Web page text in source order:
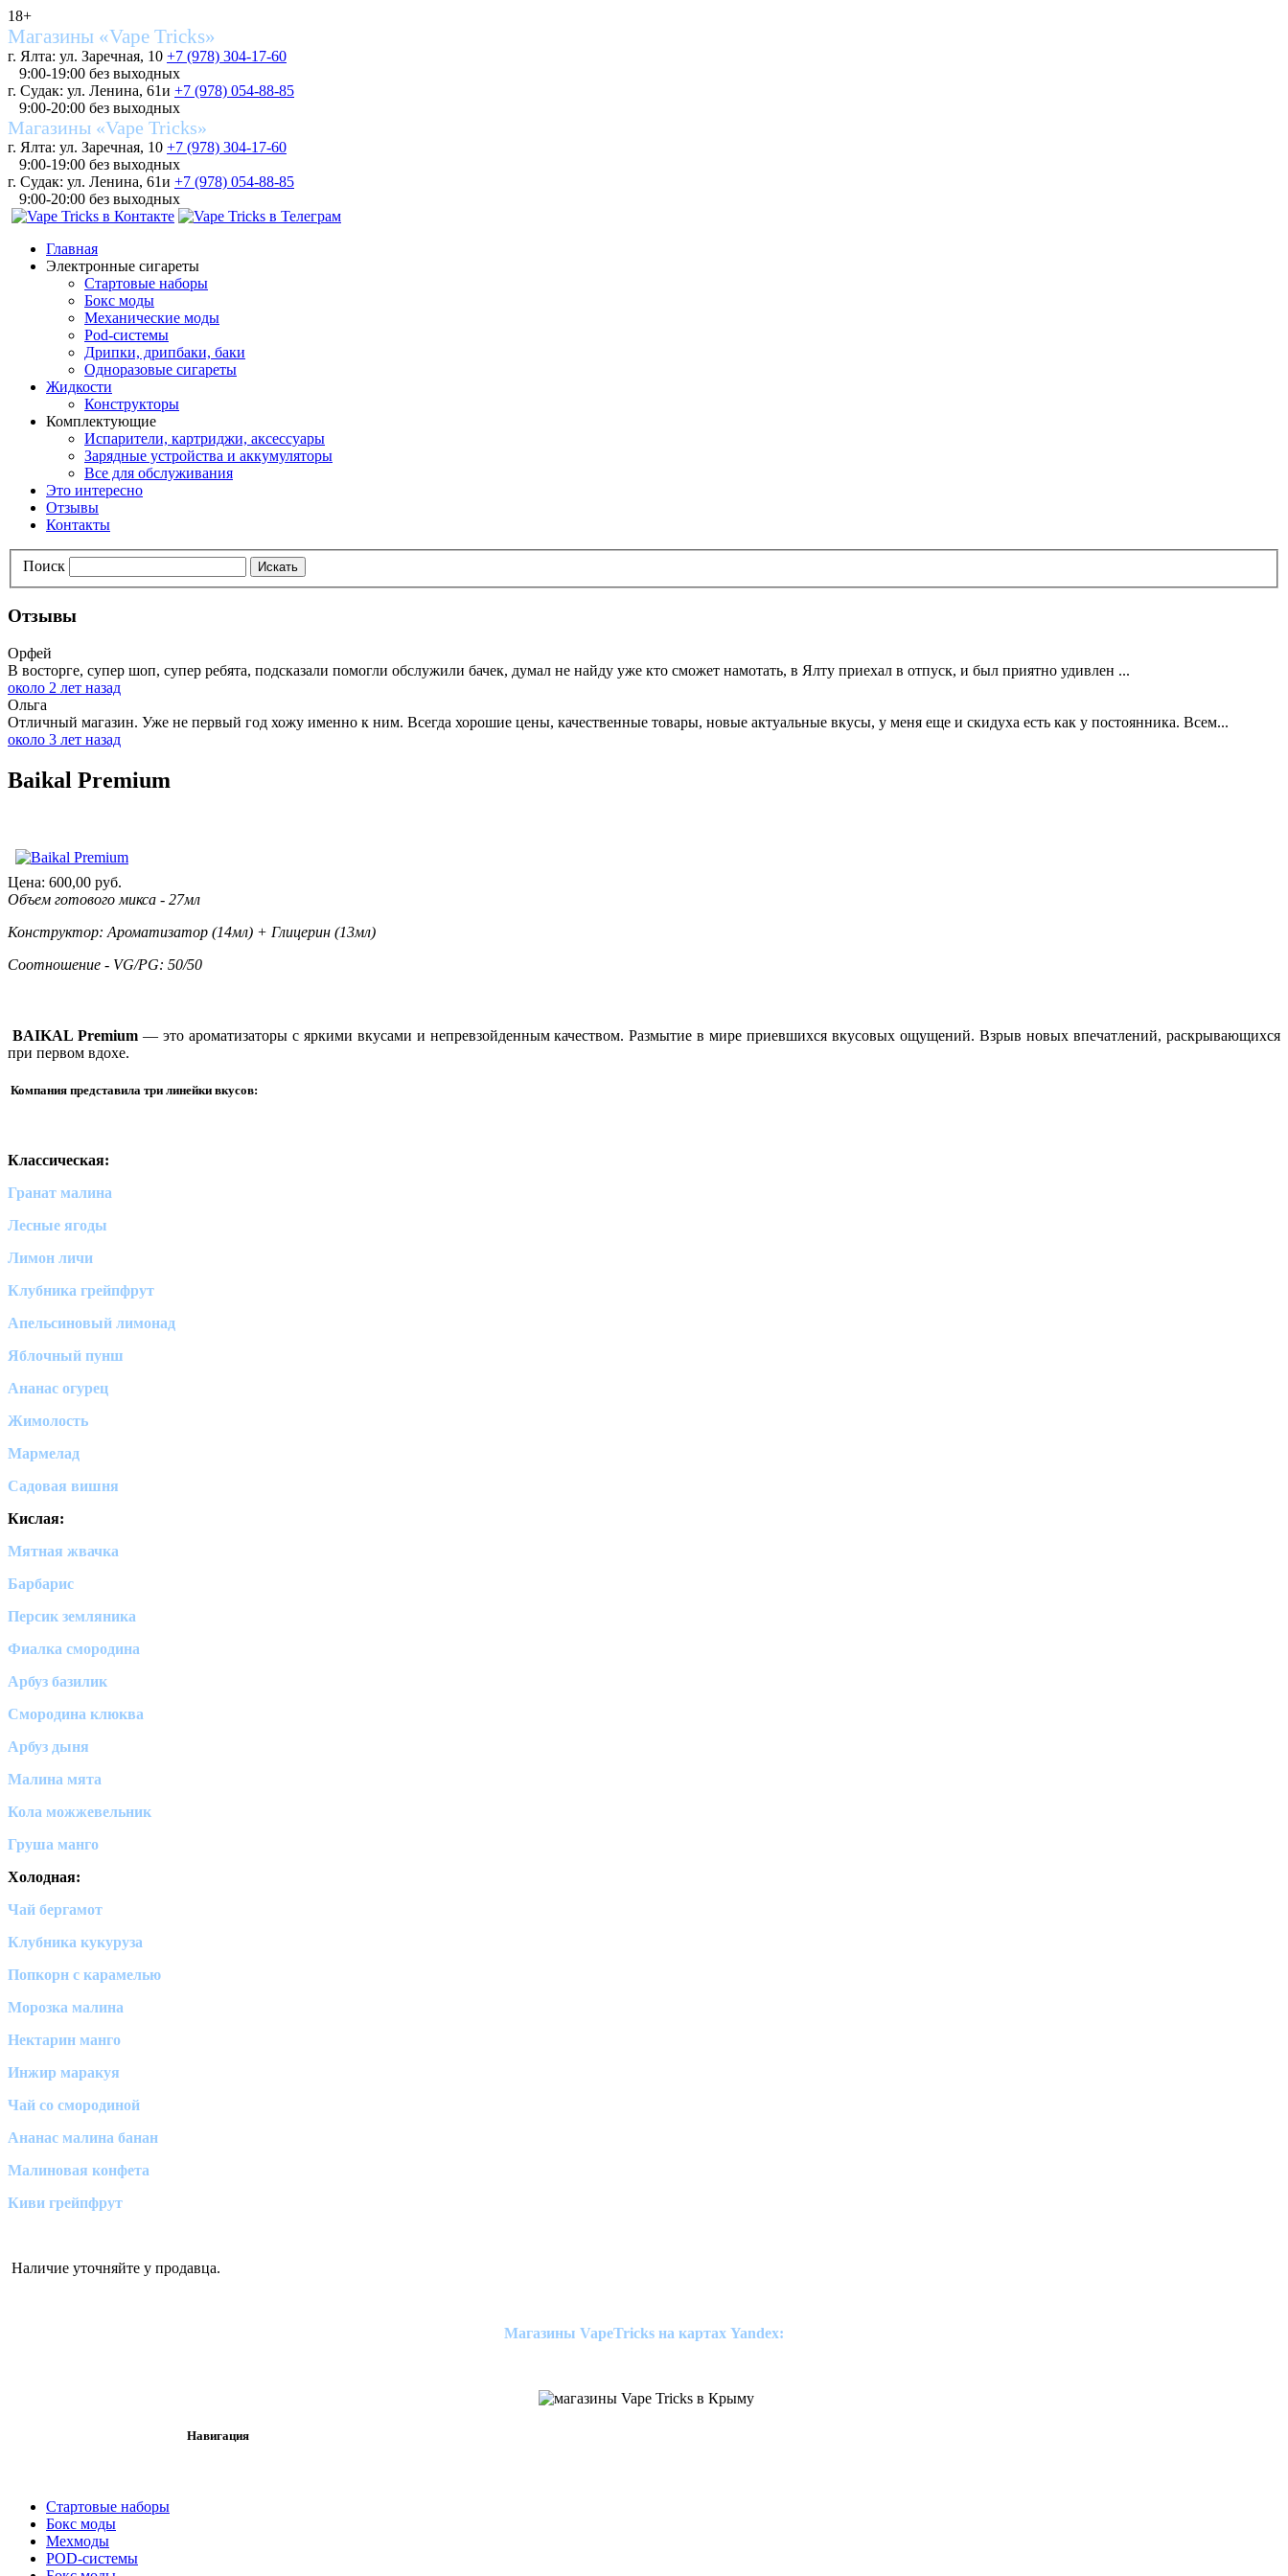
18+
Магазины «Vape Tricks»
г. Ялта: ул. Заречная, 10 +7 (978) 304-17-60
9:00-19:00 без выходных
г. Судак: ул. Ленина, 61и +7 (978) 054-88-85
9:00-20:00 без выходных
Магазины «Vape Tricks»
г. Ялта: ул. Заречная, 10 +7 (978) 304-17-60
9:00-19:00 без выходных
г. Судак: ул. Ленина, 61и +7 (978) 054-88-85
9:00-20:00 без выходных
Главная
Электронные сигареты
Стартовые наборы
Бокс моды
Механические моды
Pod-системы
Дрипки, дрипбаки, баки
Одноразовые сигареты
Жидкости
Конструкторы
Комплектующие
Испарители, картриджи, аксессуары
Зарядные устройства и аккумуляторы
Все для обслуживания
Это интересно
Отзывы
Контакты
Поиск Искать
Отзывы
Орфей
В восторге, супер шоп, супер ребята, подсказали помогли обслужили бачек, думал не найду уже кто сможет намотать, в Ялту приехал в отпуск, и был приятно удивлен ...
около 2 лет назад
Ольга
Отличный магазин. Уже не первый год хожу именно к ним. Всегда хорошие цены, качественные товары, новые актуальные вкусы, у меня еще и скидуха есть как у постоянника. Всем...
около 3 лет назад
Baikal Premium
Цена: 600,00 руб.
Объем готового микса - 27мл
Конструктор: Ароматизатор (14мл) + Глицерин (13мл)
Соотношение - VG/PG: 50/50
BAIKAL Premium— это ароматизаторы с яркими вкусами и непревзойденным качеством. Размытие в мире приевшихся вкусовых ощущений. Взрыв новых впечатлений, раскрывающихся
при первом вдохе.
Компания представила три линейки вкусов:
Классическая:
Гранат малина
Лесные ягоды
Лимон личи
Клубника грейпфрут
Апельсиновый лимонад
Яблочный пунш
Ананас огурец
Жимолость
Мармелад
Садовая вишня
Кислая:
Мятная жвачка
Барбарис
Персик земляника
Фиалка смородина
Арбуз базилик
Смородина клюква
Арбуз дыня
Малина мята
Кола можжевельник
Груша манго
Холодная:
Чай бергамот
Клубника кукуруза
Попкорн с карамелью
Морозка малина
Нектарин манго
Инжир маракуя
Чай со смородиной
Ананас малина банан
Малиновая конфета
Киви грейпфрут
Наличие уточняйте у продавца.
Магазины VapeTricks на картах Yandex:
Навигация
Стартовые наборы
Бокс моды
Мехмоды
POD-системы